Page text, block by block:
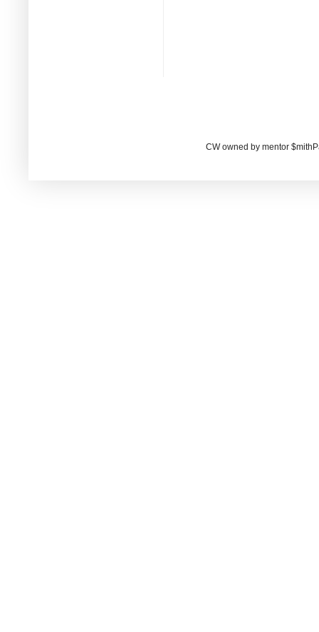
CW owned by mentor